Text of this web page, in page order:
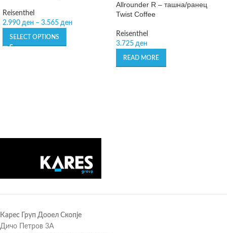
Reisenthel
2.990 ден – 3.565 ден
SELECT OPTIONS
Allrounder R – ташна/ранец
Twist Coffee
Reisenthel
3.725 ден
READ MORE
Карес Груп Дооел Скопје
Дичо Петров 3А